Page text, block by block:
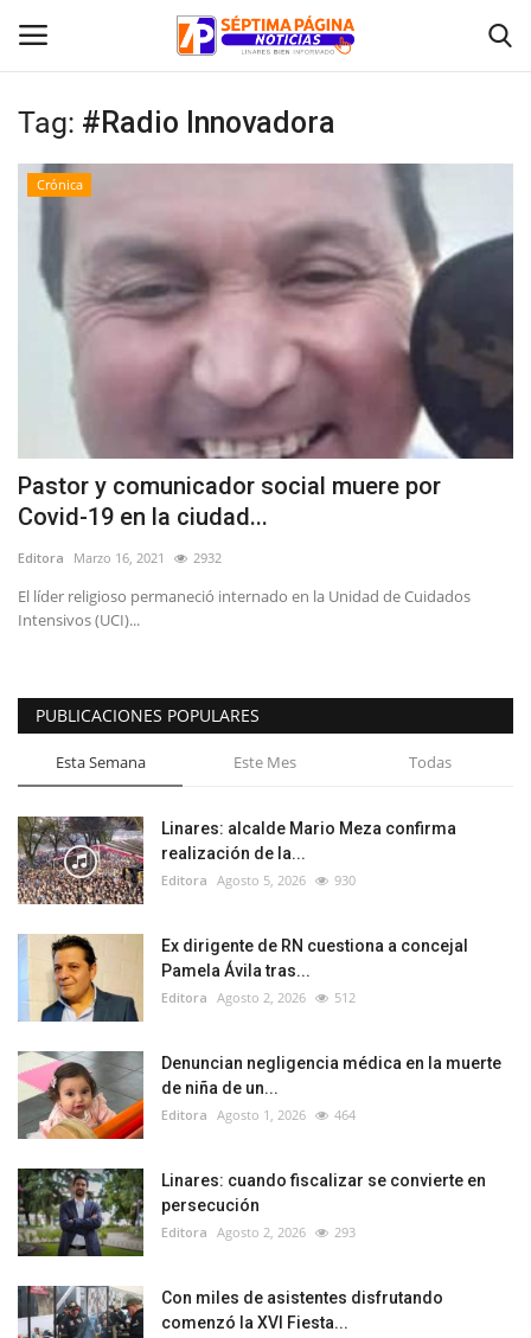
Inicio
Policial
Tribunales
Deporte
Política
Espectáculos
Tag: #Radio Innovadora
Crónica
Pastor y comunicador social muere por
Covid-19 en la ciudad...
Editora Marzo 16, 2021 2932
El líder religioso permaneció internado en la Unidad de Cuidados
Intensivos (UCI)...
PUBLICACIONES POPULARES
Esta Semana Este Mes Todas
Linares: alcalde Mario Meza confirma
realización de la...
Editora Agosto 5, 2026 930
Ex dirigente de RN cuestiona a concejal
Pamela Ávila tras...
Editora Agosto 2, 2026 512
Denuncian negligencia médica en la muerte
de niña de un...
Editora Agosto 1, 2026 464
Linares: cuando fiscalizar se convierte en
persecución
Editora Agosto 2, 2026 293
Con miles de asistentes disfrutando
comenzó la XVI Fiesta...